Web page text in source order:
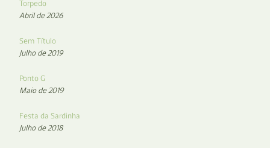
Torpedo
Abril de 2026
Sem Título
Julho de 2019
Ponto G
Maio de 2019
Festa da Sardinha
Julho de 2018